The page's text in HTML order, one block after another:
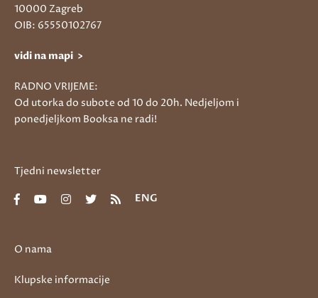
O nama
Klupske informacije
10000 Zagreb
OIB: 65550102767
vidi na mapi >
RADNO VRIJEME:
Od utorka do subote od 10 do 20h. Nedjeljom i
ponedjeljkom Booksa ne radi!
Tjedni newsletter
ENG